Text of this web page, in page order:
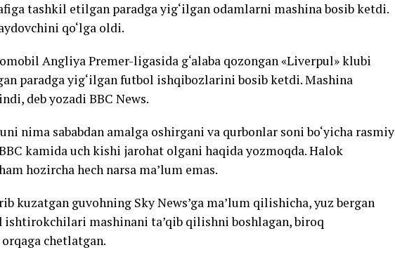
tashkil etilgan paradga yig‘ilgan odamlarni mashina bosib ketdi.
qo‘lga oldi.
Angliya Premer-ligasida g‘alaba qozongan «Liverpul» klubi
paradga yig‘ilgan futbol ishqibozlarini bosib ketdi. Mashina
deb yozadi BBC News.
nima sababdan amalga oshirgani va qurbonlar soni bo‘yicha rasmiy
kamida uch kishi jarohat olgani haqida yozmoqda. Halok
hozircha hech narsa ma’lum emas.
kuzatgan guvohning Sky News’ga ma’lum qilishicha, yuz bergan
ishtirokchilari mashinani ta’qib qilishni boshlagan, biroq
chetlatgan.